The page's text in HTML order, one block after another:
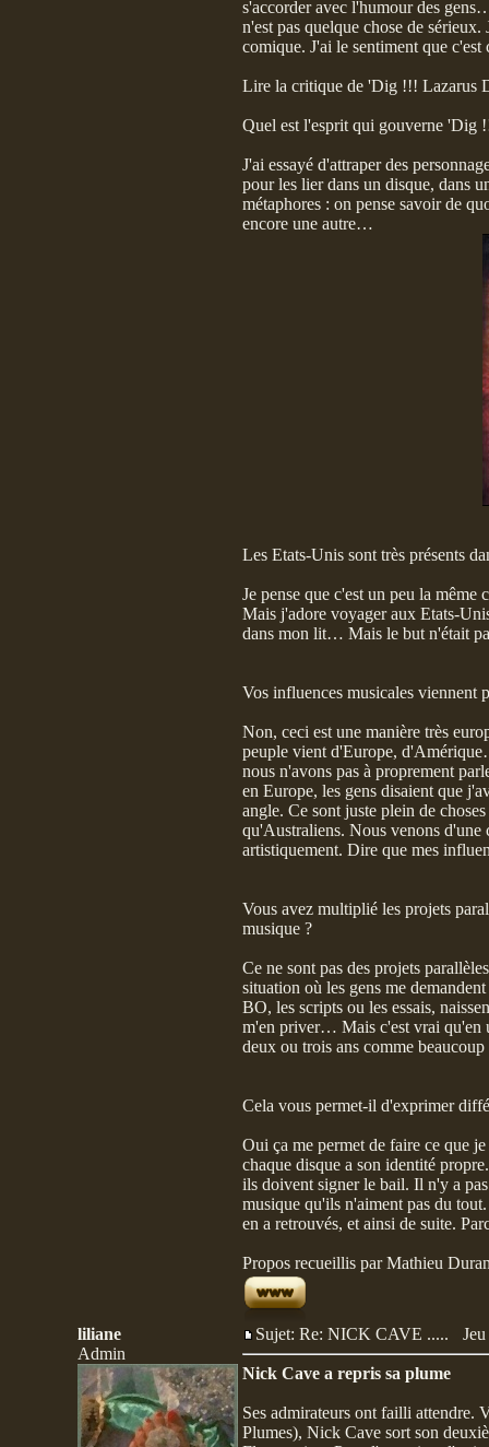
s'accorder avec l'humour des
n'est pas quelque chose de
comique. J'ai le sentiment que
Lire la critique de 'Dig !!! Lazarus
Quel est l'esprit qui gouverne 'Dig
J'ai essayé d'attraper des
pour les lier dans un disque, dans
métaphores : on pense savoir de
encore une autre…
Les Etats-Unis sont très présents
Je pense que c'est un peu la
Mais j'adore voyager aux Etats-
dans mon lit… Mais le but n'était
Vos influences musicales
Non, ceci est une manière très
peuple vient d'Europe,
nous n'avons pas à proprement
en Europe, les gens disaient que
angle. Ce sont juste plein de
qu'Australiens. Nous venons d'une
artistiquement. Dire que mes
Vous avez multiplié les projets
musique ?
Ce ne sont pas des projets
situation où les gens me
BO, les scripts ou les essais,
m'en priver… Mais c'est vrai qu'en
deux ou trois ans comme
Cela vous permet-il d'exprimer
Oui ça me permet de faire ce que
chaque disque a son identité
ils doivent signer le bail. Il n'y a
musique qu'ils n'aiment pas du
en a retrouvés, et ainsi de suite.
Propos recueillis par Mathieu
liliane
Admin
Sujet: Re: NICK CAVE .....
Nick Cave a repris sa plume
Ses admirateurs ont failli attendre.
Plumes), Nick Cave sort son